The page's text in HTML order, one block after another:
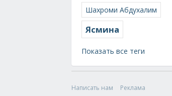
Шахроми Абдухалим
Ясмина
Показать все теги
Написать нам
Реклама